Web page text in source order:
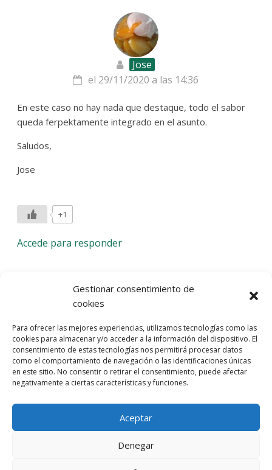
Gestionar consentimiento de
cookies
Para ofrecer las mejores experiencias, utilizamos tecnologías como las
cookies para almacenar y/o acceder a la información del dispositivo. El
consentimiento de estas tecnologías nos permitirá procesar datos
como el comportamiento de navegación o las identificaciones únicas
en este sitio. No consentir o retirar el consentimiento, puede afectar
negativamente a ciertas características y funciones.
Aceptar
Denegar
Jose
el 29/11/2020 a las 14:36
En este caso no hay nada que destaque, todo el sabor
queda ferpektamente integrado en el asunto.
Saludos,
Jose
+1
Accede para responder
Deja una respuesta
comentario.
Entra con tu red social
He leído y acepto laPolítica de Privacidad